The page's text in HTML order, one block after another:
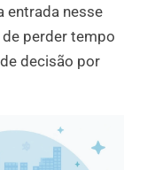
entrada nesse
perder tempo
decisão por